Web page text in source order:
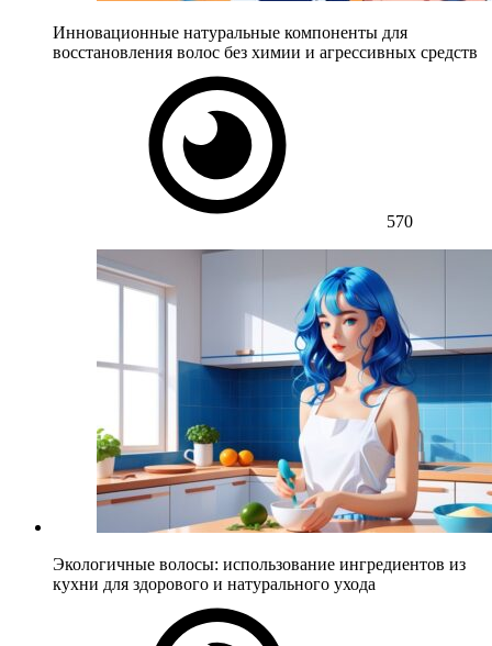
Инновационные натуральные компоненты для
восстановления волос без химии и агрессивных средств
570
Экологичные волосы: использование ингредиентов из
кухни для здорового и натурального ухода